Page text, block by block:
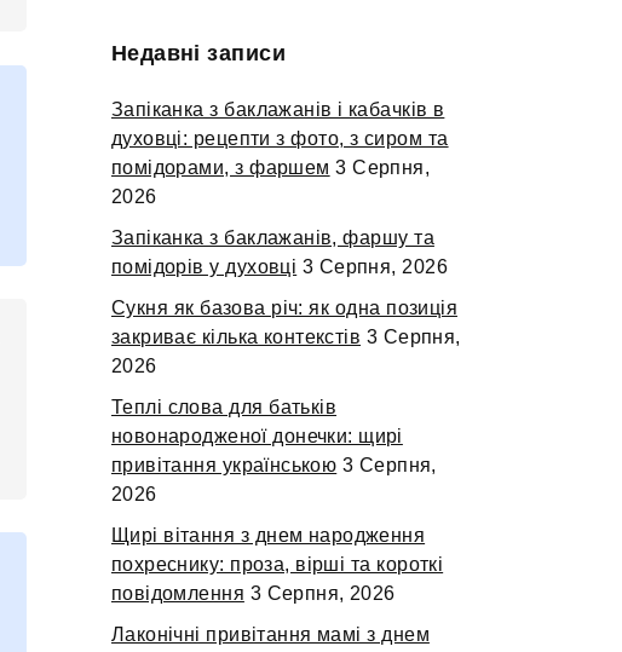
Недавні записи
Запіканка з баклажанів і кабачків в
духовці: рецепти з фото, з сиром та
помідорами, з фаршем 3 Серпня,
2026
Запіканка з баклажанів, фаршу та
помідорів у духовці 3 Серпня, 2026
Сукня як базова річ: як одна позиція
закриває кілька контекстів 3 Серпня,
2026
Теплі слова для батьків
новонародженої донечки: щирі
привітання українською 3 Серпня,
2026
Щирі вітання з днем народження
похреснику: проза, вірші та короткі
повідомлення 3 Серпня, 2026
Лаконічні привітання мамі з днем